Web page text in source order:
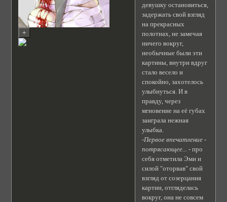
девушку остановиться,
задержать свой взгляд
на прекрасных
полотнах, не замечая
ничего вокруг,
необычные были эти
картины, внутри вдруг
стало весело и
спокойно, захотелось
улыбнуться. И в
правду, через
мгновение на её губах
заиграла нежная
улыбка.
-Первое впечатление -
потрясающее...
- про
себя отметила Эми и
силой "оторвав" свой
взгляд от созерцания
картин, отгляделась
вокруг, она не совсем